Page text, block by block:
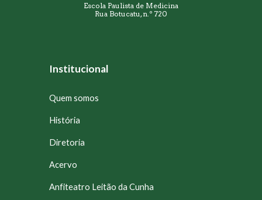
Escola Paulista de Medicina
Rua Botucatu, n.º 720
Institucional
Quem somos
História
Diretoria
Acervo
Anfiteatro Leitão da Cunha